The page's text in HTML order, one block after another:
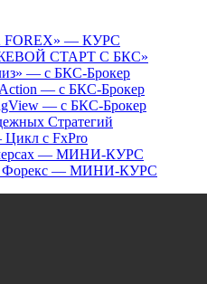
— КУРС
СТАРТ С БКС»
— с БКС-Брокер
Action — с БКС-Брокер
— с БКС-Брокер
Стратегий
Цикл с FxPro
— МИНИ-КУРС
Форекс — МИНИ-КУРС